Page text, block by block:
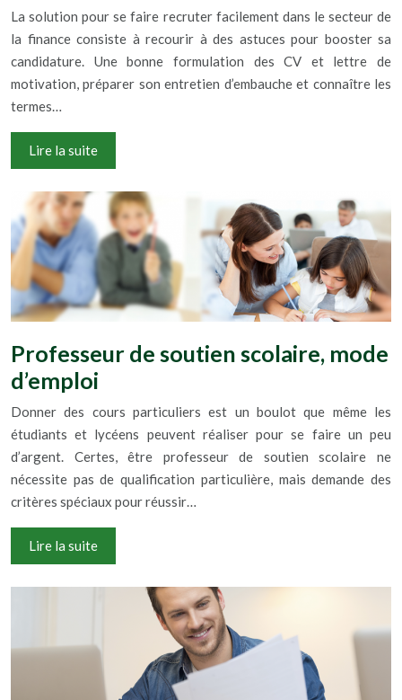
La solution pour se faire recruter facilement dans le secteur de
la finance consiste à recourir à des astuces pour booster sa
candidature. Une bonne formulation des CV et lettre de
motivation, préparer son entretien d’embauche et connaître les
termes…
Lire la suite
Professeur de soutien scolaire, mode
d’emploi
Donner des cours particuliers est un boulot que même les
étudiants et lycéens peuvent réaliser pour se faire un peu
d’argent. Certes, être professeur de soutien scolaire ne
nécessite pas de qualification particulière, mais demande des
critères spéciaux pour réussir…
Lire la suite